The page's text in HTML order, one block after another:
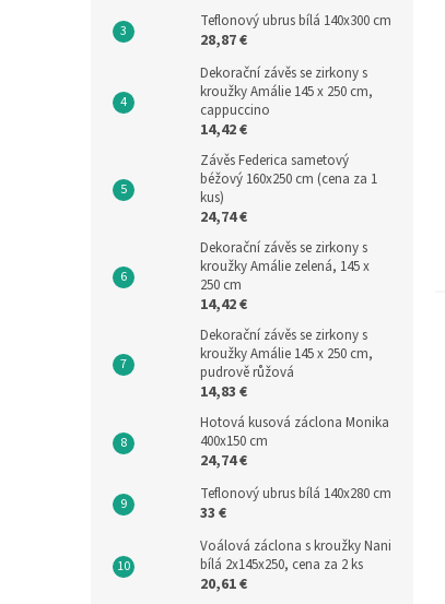
Teflonový ubrus bílá 140x300 cm
28,87 €
Dekorační závěs se zirkony s
kroužky Amálie 145 x 250 cm,
cappuccino
14,42 €
Závěs Federica sametový
béžový 160x250 cm (cena za 1
kus)
24,74 €
Dekorační závěs se zirkony s
kroužky Amálie zelená, 145 x
250 cm
14,42 €
Dekorační závěs se zirkony s
kroužky Amálie 145 x 250 cm,
pudrově růžová
14,83 €
Hotová kusová záclona Monika
400x150 cm
24,74 €
Teflonový ubrus bílá 140x280 cm
33 €
Voálová záclona s kroužky Nani
bílá 2x145x250, cena za 2 ks
20,61 €